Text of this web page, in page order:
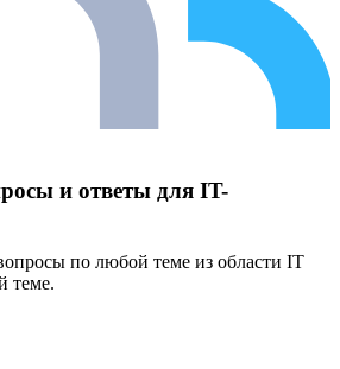
и ответы для IT-
по любой теме из области IT
теме.